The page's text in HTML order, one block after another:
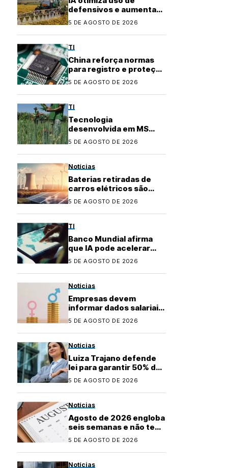
defensivos e aumenta
precisão no
5 DE AGOSTO DE 2026
TI
China reforça normas
para registro e proteção
de layouts de chips
5 DE AGOSTO DE 2026
TI
Tecnologia
desenvolvida em MS
conquista certificação e
familiar
5 DE AGOSTO DE 2026
Notícias
Baterias retiradas de
carros elétricos são
usadas para garantir
5 DE AGOSTO DE 2026
TI
Banco Mundial afirma
que IA pode acelerar
desenvolvimento de
5 DE AGOSTO DE 2026
Notícias
Empresas devem
informar dados salariais
para novo relatório até
5 DE AGOSTO DE 2026
Notícias
Luiza Trajano defende
lei para garantir 50% de
mulheres em cargos de
5 DE AGOSTO DE 2026
Notícias
Agosto de 2026 engloba
seis semanas e não tem
feriados; veja os
5 DE AGOSTO DE 2026
Notícias